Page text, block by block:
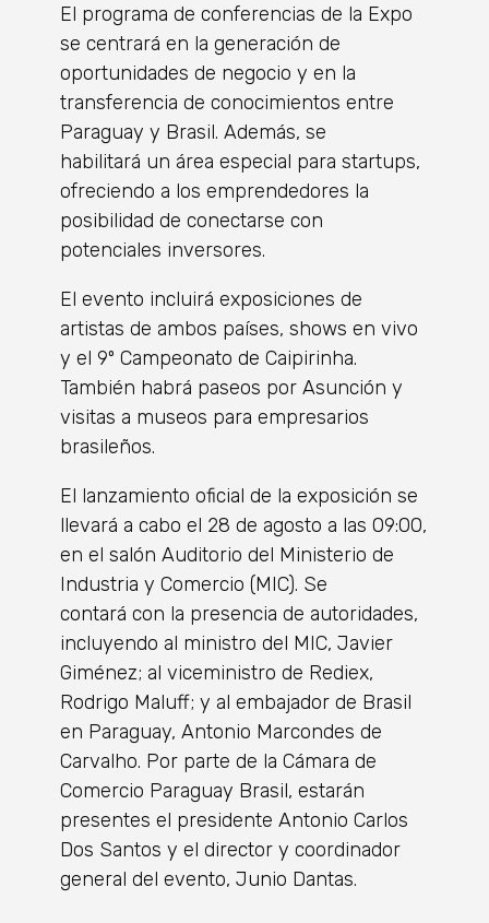
El programa de conferencias de la Expo
se centrará en la generación de
oportunidades de negocio y en la
transferencia de conocimientos entre
Paraguay y Brasil. Además, se
habilitará un área especial para startups,
ofreciendo a los emprendedores la
posibilidad de conectarse con
potenciales inversores.
El evento incluirá exposiciones de
artistas de ambos países, shows en vivo
y el 9º Campeonato de Caipirinha.
También habrá paseos por Asunción y
visitas a museos para empresarios
brasileños.
El lanzamiento oficial de la exposición se
llevará a cabo el 28 de agosto a las 09:00,
en el salón Auditorio del Ministerio de
Industria y Comercio (MIC). Se
contará con la presencia de autoridades,
incluyendo al ministro del MIC, Javier
Giménez; al viceministro de Rediex,
Rodrigo Maluff; y al embajador de Brasil
en Paraguay, Antonio Marcondes de
Carvalho. Por parte de la Cámara de
Comercio Paraguay Brasil, estarán
presentes el presidente Antonio Carlos
Dos Santos y el director y coordinador
general del evento, Junio Dantas.